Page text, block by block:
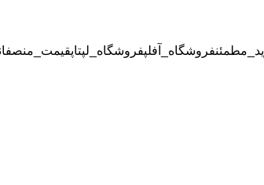
فروشگاه_آفلپفروشگاه_لپتاپ